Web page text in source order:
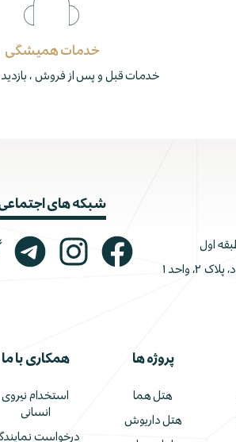
خدمات همیشگی
خدمات قبل و پس از فروش ، بازدید
ونک، ملاصدرا، خیابان شیرازی جنوبی، کوچه اتحاد، پلاک ۲، واحد ۱
شبکه های
پروژه ها
هتل هما
هتل داریوش
همکاری با ما
استخدام نیروی
انسانی
درخواست